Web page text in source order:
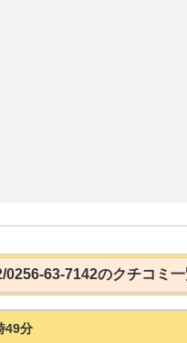
0256-63-7142のクチコミ
49分